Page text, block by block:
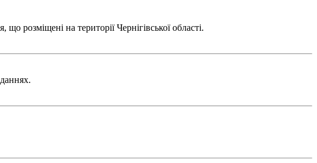
розміщені на території Чернігівської області.